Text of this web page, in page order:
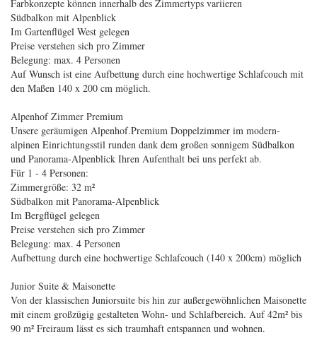
Farbkonzepte können innerhalb des Zimmertyps variieren
Südbalkon mit Alpenblick
Im Gartenflügel West gelegen
Preise verstehen sich pro Zimmer
Belegung: max. 4 Personen
Auf Wunsch ist eine Aufbettung durch eine hochwertige Schlafcouch mit
den Maßen 140 x 200 cm möglich.
Alpenhof Zimmer Premium
Unsere geräumigen Alpenhof.Premium Doppelzimmer im modern-
alpinen Einrichtungsstil runden dank dem großen sonnigem Südbalkon
und Panorama-Alpenblick Ihren Aufenthalt bei uns perfekt ab.
Für 1 - 4 Personen:
Zimmergröße: 32 m²
Südbalkon mit Panorama-Alpenblick
Im Bergflügel gelegen
Preise verstehen sich pro Zimmer
Belegung: max. 4 Personen
Aufbettung durch eine hochwertige Schlafcouch (140 x 200cm) möglich
Junior Suite & Maisonette
Von der klassischen Juniorsuite bis hin zur außergewöhnlichen Maisonette
mit einem großzügig gestalteten Wohn- und Schlafbereich. Auf 42m² bis
90 m² Freiraum lässt es sich traumhaft entspannen und wohnen.